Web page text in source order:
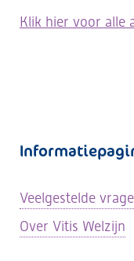
Klik hier voor alle
Veelgestelde
Over Vitis Welzijn